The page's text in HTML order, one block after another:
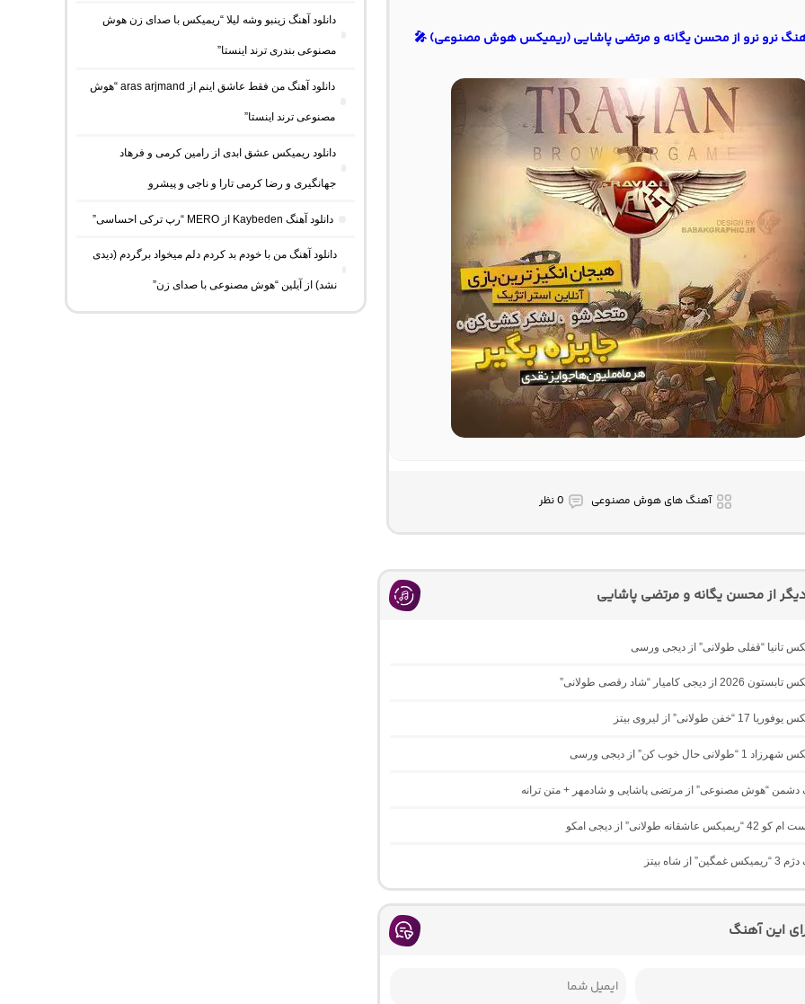
نرو نرو از محسن یگانه و مرتضی پاشایی (ریمیکس هوش مصنوعی) 🎤
آهنگ های هوش مصنوعی 0 نظر
از محسن یگانه و مرتضی پاشایی
تانیا “قفلی طولانی” از دیجی ورسی
دیجی کامیار “شاد رقصی طولانی”
طولانی” از لیروی بیتز
حال خوب کن” از دیجی ورسی
دشمن “هوش مصنوعی” از مرتضی پاشایی و شادمهر + متن ترانه
طولانی” از دیجی امکو
از شاه بیتز
این آهنگ
دانلود آهنگ زینبو وشه لیلا “ریمیکس با صدای زن هوش
مصنوعی بندری ترند اینستا”
دانلود آهنگ من فقط عاشق اینم از aras arjmand “هوش
مصنوعی ترند اینستا”
دانلود ریمیکس عشق ابدی از رامین کرمی و فرهاد
جهانگیری و رضا کرمی تارا و ناجی و پیشرو
دانلود آهنگ Kaybeden از MERO “رپ ترکی احساسی”
دانلود آهنگ من با خودم بد کردم دلم میخواد برگردم (دیدی
نشد) از آیلین “هوش مصنوعی با صدای زن”